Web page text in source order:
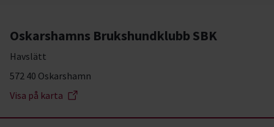
Oskarshamns Brukshundklubb SBK
Havslätt
572 40 Oskarshamn
Visa på karta